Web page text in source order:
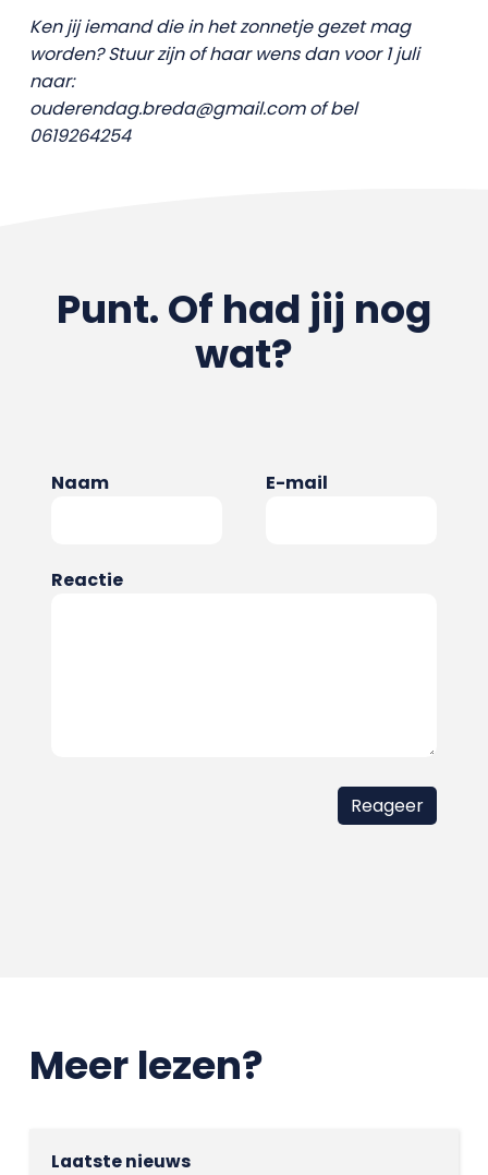
Ken jij iemand die in het zonnetje gezet mag
worden? Stuur zijn of haar wens dan voor 1 juli
naar:
ouderendag.breda@gmail.com of bel
0619264254
Punt. Of had jij nog
wat?
Naam E-mail
Reactie
Meer lezen?
Laatste nieuws